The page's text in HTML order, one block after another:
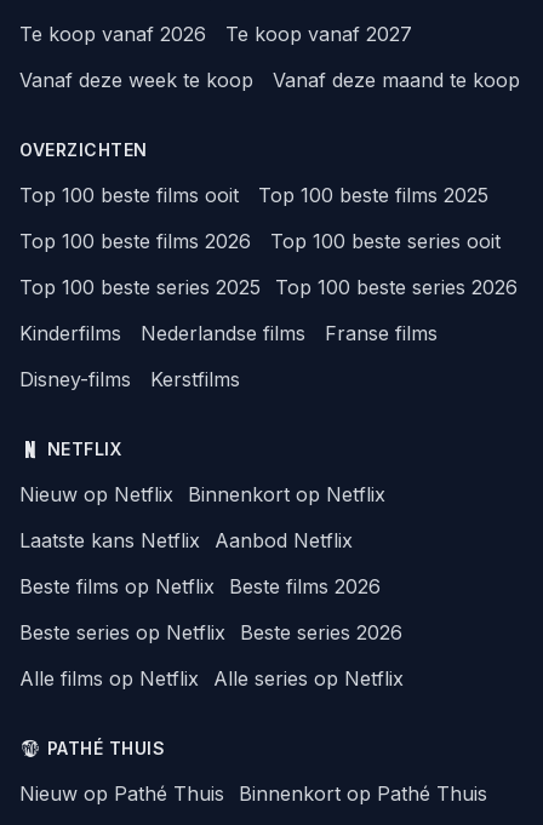
Te koop vanaf 2026
Te koop vanaf 2027
Vanaf deze week te koop
Vanaf deze maand te koop
OVERZICHTEN
Top 100 beste films ooit
Top 100 beste films 2025
Top 100 beste films 2026
Top 100 beste series ooit
Top 100 beste series 2025
Top 100 beste series 2026
Kinderfilms
Nederlandse films
Franse films
Disney-films
Kerstfilms
NETFLIX
Nieuw op Netflix
Binnenkort op Netflix
Laatste kans Netflix
Aanbod Netflix
Beste films op Netflix
Beste films 2026
Beste series op Netflix
Beste series 2026
Alle films op Netflix
Alle series op Netflix
PATHÉ THUIS
Nieuw op Pathé Thuis
Binnenkort op Pathé Thuis